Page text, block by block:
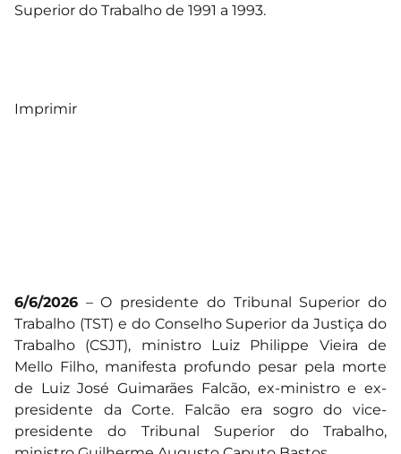
Superior do Trabalho de 1991 a 1993.
Imprimir
6/6/2026 – O presidente do Tribunal Superior do
Trabalho (TST) e do Conselho Superior da Justiça do
Trabalho (CSJT), ministro Luiz Philippe Vieira de
Mello Filho, manifesta profundo pesar pela morte
de Luiz José Guimarães Falcão, ex-ministro e ex-
presidente da Corte. Falcão era sogro do vice-
presidente do Tribunal Superior do Trabalho,